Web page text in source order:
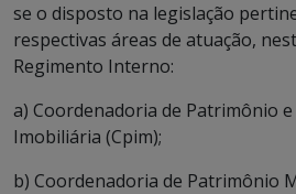
se o disposto na legislação
respectivas áreas de atuação,
Regimento Interno:
a) Coordenadoria de Patrimônio
Imobiliária (Cpim);
b) Coordenadoria de Patrimônio